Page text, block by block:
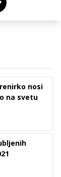
nosi
na svetu